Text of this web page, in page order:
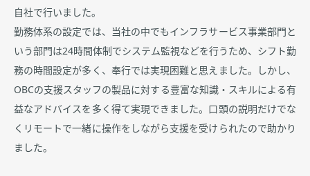
自社で行いました。
勤務体系の設定では、当社の中でもインフラサービス事業部門と
いう部門は24時間体制でシステム監視などを行うため、シフト勤
務の時間設定が多く、奉行では実現困難と思えました。しかし、
OBCの支援スタッフの製品に対する豊富な知識・スキルによる有
益なアドバイスを多く得て実現できました。口頭の説明だけでな
くリモートで一緒に操作をしながら支援を受けられたので助かり
ました。